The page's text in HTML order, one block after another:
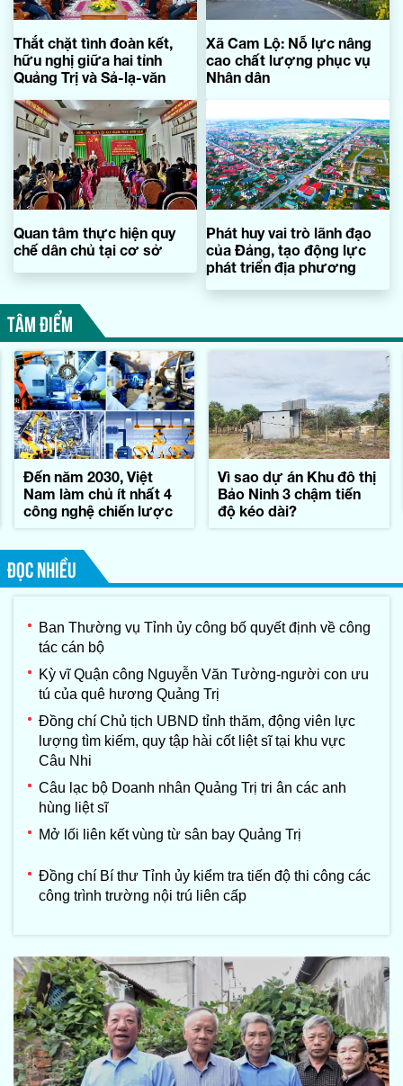
Thắt chặt tình đoàn kết,
hữu nghị giữa hai tỉnh
Quảng Trị và Sả-lạ-văn
Xã Cam Lộ: Nỗ lực nâng
cao chất lượng phục vụ
Nhân dân
Quan tâm thực hiện quy
chế dân chủ tại cơ sở
Phát huy vai trò lãnh đạo
của Đảng, tạo động lực
phát triển địa phương
TÂM ĐIỂM
Đến năm 2030, Việt
Nam làm chủ ít nhất 4
công nghệ chiến lược
Vì sao dự án Khu đô thị
Bảo Ninh 3 chậm tiến
độ kéo dài?
ĐỌC NHIỀU
Ban Thường vụ Tỉnh ủy công bố quyết định về công
tác cán bộ
Kỳ vĩ Quận công Nguyễn Văn Tường-người con ưu
tú của quê hương Quảng Trị
Đồng chí Chủ tịch UBND tỉnh thăm, động viên lực
lượng tìm kiếm, quy tập hài cốt liệt sĩ tại khu vực
Câu Nhi
Câu lạc bộ Doanh nhân Quảng Trị tri ân các anh
hùng liệt sĩ
Mở lối liên kết vùng từ sân bay Quảng Trị
Đồng chí Bí thư Tỉnh ủy kiểm tra tiến độ thi công các
công trình trường nội trú liên cấp